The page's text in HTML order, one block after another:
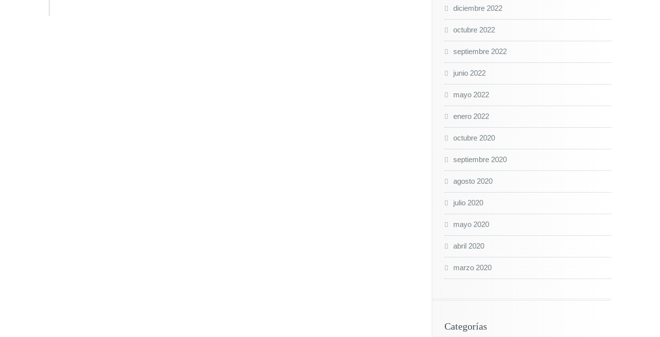
diciembre 2022
octubre 2022
septiembre 2022
junio 2022
mayo 2022
enero 2022
octubre 2020
septiembre 2020
agosto 2020
julio 2020
mayo 2020
abril 2020
marzo 2020
Categorías